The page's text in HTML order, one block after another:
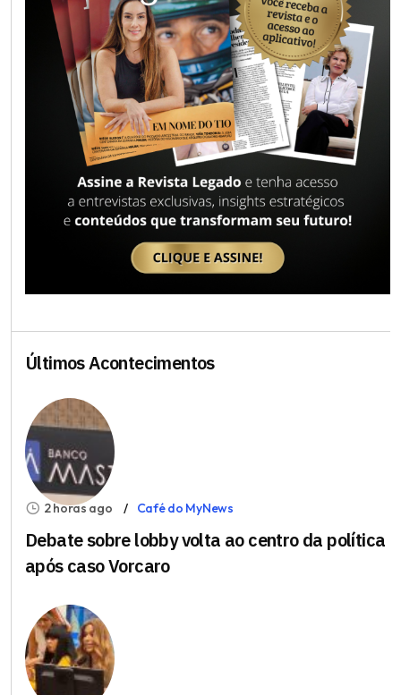
Últimos Acontecimentos
2 horas ago Café do MyNews
Debate sobre lobby volta ao centro da política
após caso Vorcaro